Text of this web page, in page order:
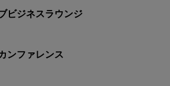
ビジネスラウンジ
ンファレンス